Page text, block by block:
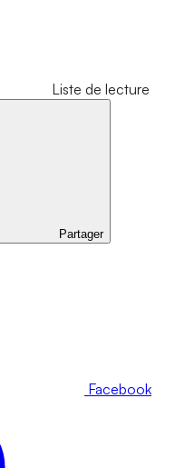
Liste de lecture
Partager
Facebook